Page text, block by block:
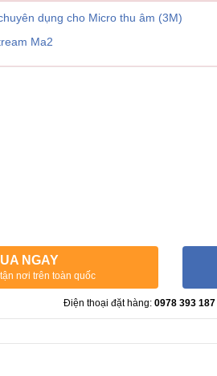
dụng cho Micro thu âm (3M)
Ma2
NGAY
nơi trên toàn quốc
Điện thoại đặt hàng: 0978 393 187